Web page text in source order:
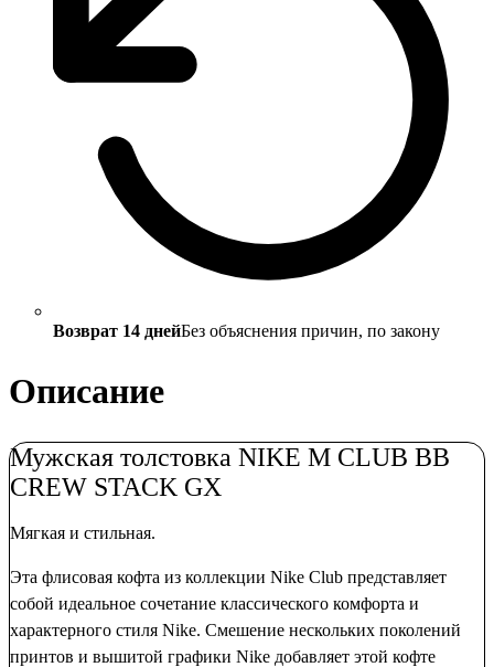
Возврат 14 днейБез объяснения причин, по закону
Описание
Мужская толстовка NIKE M CLUB BB
CREW STACK GX
Мягкая и стильная.
Эта флисовая кофта из коллекции Nike Club представляет
собой идеальное сочетание классического комфорта и
характерного стиля Nike. Смешение нескольких поколений
принтов и вышитой графики Nike добавляет этой кофте